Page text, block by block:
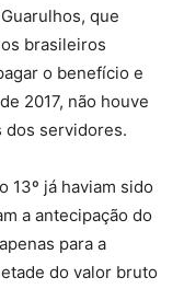
que
brasileiros
o benefício e
2017, não houve
dos servidores.
13º já haviam sido
a antecipação do
para a
do valor bruto